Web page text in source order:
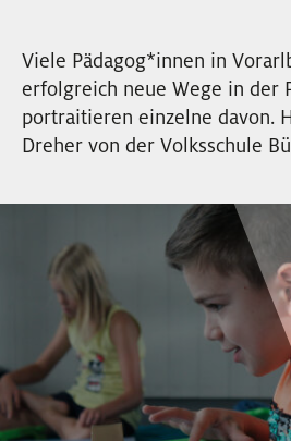
VISION
NEWSLETTER
Viele Pädagog*innen Innen
in
erfolgreich neue Wege in der
portraitieren einzelne davon.
Dreher von der Volksschule